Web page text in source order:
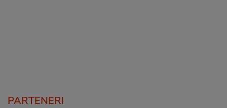
PARTENERI